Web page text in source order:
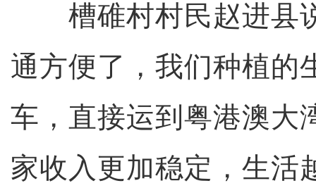
槽碓村村民赵进县
通方便了，我们种植的
车，直接运到粤港澳大
家收入更加稳定，生活